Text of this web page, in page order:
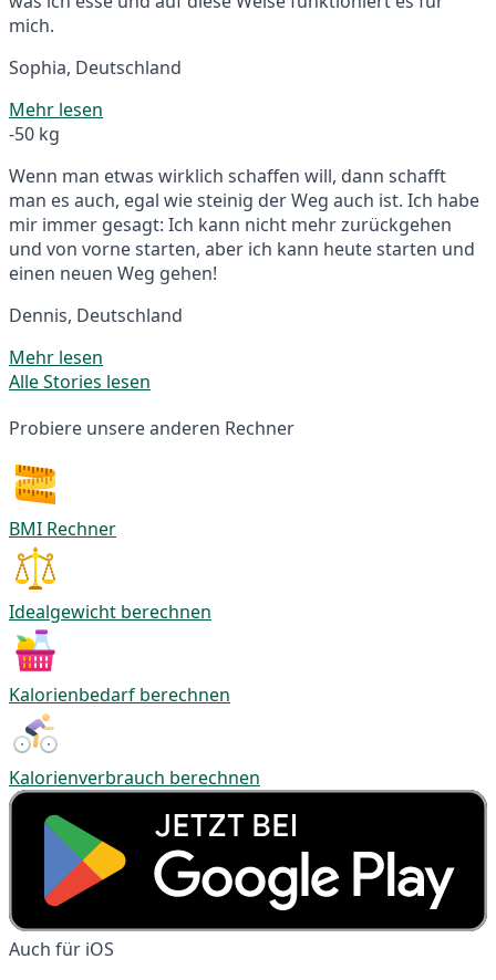
mich.
Sophia, Deutschland
Mehr lesen
-50 kg
Wenn man etwas wirklich schaffen will, dann schafft
man es auch, egal wie steinig der Weg auch ist. Ich habe
mir immer gesagt: Ich kann nicht mehr zurückgehen
und von vorne starten, aber ich kann heute starten und
einen neuen Weg gehen!
Dennis, Deutschland
Mehr lesen
Alle Stories lesen
Probiere unsere anderen Rechner
BMI Rechner
Idealgewicht berechnen
Kalorienbedarf berechnen
Kalorienverbrauch berechnen
Auch für iOS